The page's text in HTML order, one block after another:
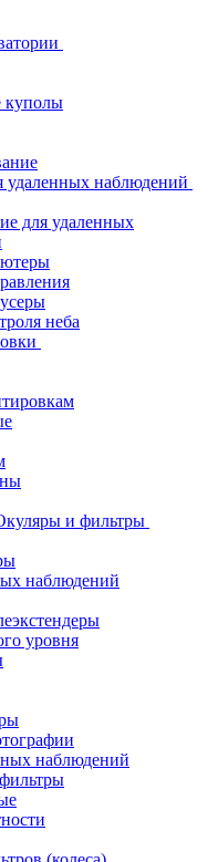
куполы
удаленных наблюдений
для удаленных
неба
и фильтры
наблюдений
уровня
наблюдений